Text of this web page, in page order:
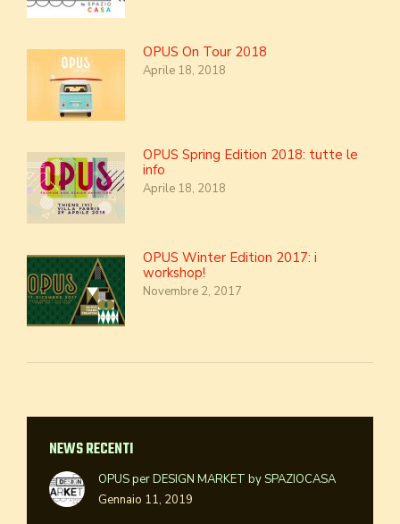
OPUS On Tour 2018
Aprile 18, 2018
OPUS Spring Edition 2018: tutte le
info
Aprile 18, 2018
OPUS Winter Edition 2017: i
workshop!
Novembre 2, 2017
NEWS RECENTI
OPUS per DESIGN MARKET by SPAZIOCASA
Gennaio 11, 2019